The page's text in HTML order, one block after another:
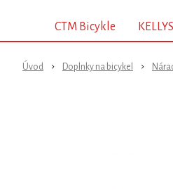
CTM Bicykle
Úvod Doplnky na bicykel